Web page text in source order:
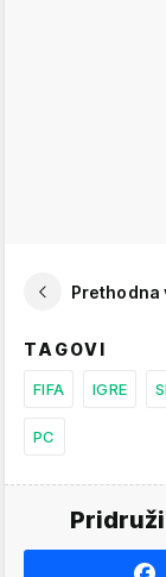
Prethodna
TAGOVI
FIFA IGRE
PC
Pridruži